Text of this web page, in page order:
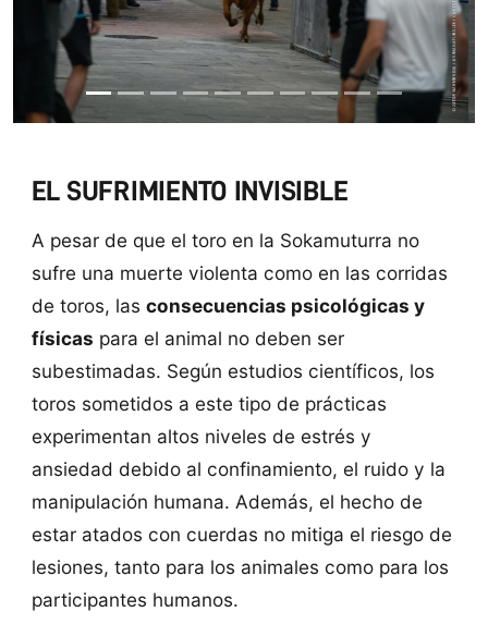
EL SUFRIMIENTO INVISIBLE
A pesar de que el toro en la Sokamuturra no
sufre una muerte violenta como en las corridas
de toros, las consecuencias psicológicas y
físicas para el animal no deben ser
subestimadas. Según estudios científicos, los
toros sometidos a este tipo de prácticas
experimentan altos niveles de estrés y
ansiedad debido al confinamiento, el ruido y la
manipulación humana. Además, el hecho de
estar atados con cuerdas no mitiga el riesgo de
lesiones, tanto para los animales como para los
participantes humanos.